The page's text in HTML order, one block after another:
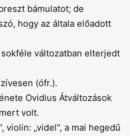
bámulatot; de
hogy az általa előadott
változatban elterjedt
(ófr.).
Ovidius Átváltozások
volt.
violin: „videl", a mai hegedű